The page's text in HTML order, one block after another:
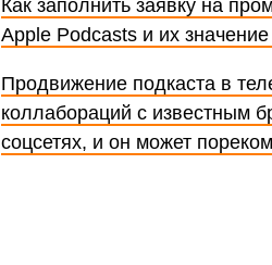
Как заполнить заявку на
Apple Podcasts и их
Продвижение подкаста в
коллабораций с известным
соцсетях, и он может